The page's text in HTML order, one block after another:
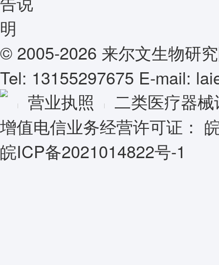
© 2005-2026 来尔文生物研
Tel: 13155297675 E-mail:
营业执照
二类医疗器
增值电信业务经营许可证：
皖ICP备2021014822号-1